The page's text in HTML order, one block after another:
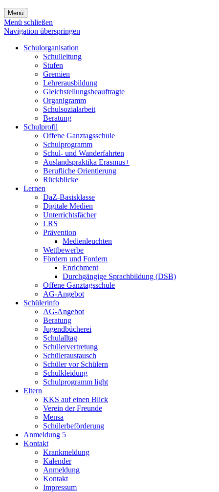
Menü
Menü schließen
Navigation überspringen
Schulorganisation
Schulleitung
Stufen
Gremien
Lehrerausbildung
Gleichstellungsbeauftragte
Organigramm
Schulsozialarbeit
Beratung
Schulprofil
Offene Ganztagsschule
Schulprogramm
Schul- und Wanderfahrten
Auslandspraktika Erasmus+
Berufliche Orientierung
Rückblicke
Lernen
DaZ-Basisklasse
Digitale Medien
Unterrichtsfächer
LRS
Prävention
Medienleuchten
Wettbewerbe
Fördern und Fordern
Enrichment
Durchgängige Sprachbildung (DSB)
Offene Ganztagsschule
AG-Angebot
Schülerinfo
AG-Angebot
Beratung
Jugendbücherei
Schulalltag
Schülervertretung
Schüleraustausch
Schüler vor Schülern
Schulkleidung
Schulprogramm light
Eltern
KKS auf einen Blick
Verein der Freunde
Mensa
Schülerbeförderung
Anmeldung 5
Kontakt
Krankmeldung
Kalender
Anmeldung
Kontakt
Impressum